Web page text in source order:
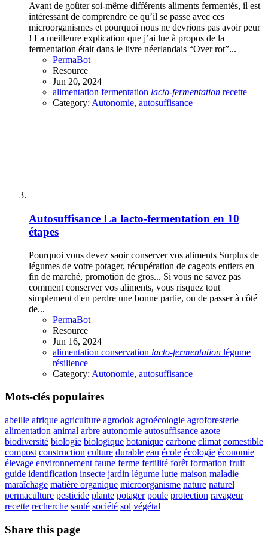
Avant de goûter soi-même différents aliments fermentés, il est
intéressant de comprendre ce qu’il se passe avec ces
microorganismes et pourquoi nous ne devrions pas avoir peur
! La meilleure explication que j’ai lue à propos de la
fermentation était dans le livre néerlandais “Over rot”...
PermaBot
Resource
Jun 20, 2024
alimentation fermentation lacto-fermentation recette
Category: Autonomie, autosuffisance
Autosuffisance La lacto-fermentation en 10
étapes
Pourquoi vous devez saoir conserver vos aliments Surplus de
légumes de votre potager, récupération de cageots entiers en
fin de marché, promotion de gros... Si vous ne savez pas
comment conserver vos aliments, vous risquez tout
simplement d'en perdre une bonne partie, ou de passer à côté
de...
PermaBot
Resource
Jun 16, 2024
alimentation conservation lacto-fermentation légume
résilience
Category: Autonomie, autosuffisance
Mots-clés populaires
abeille afrique agriculture agrodok agroécologie agroforesterie
alimentation animal arbre autonomie autosuffisance azote
biodiversité biologie biologique botanique carbone climat comestible
compost construction culture durable eau école écologie économie
élevage environnement faune ferme fertilité forêt formation fruit
guide identification insecte jardin légume lutte maison maladie
maraîchage matière organique microorganisme nature naturel
permaculture pesticide plante potager poule protection ravageur
recette recherche santé société sol végétal
Share this page